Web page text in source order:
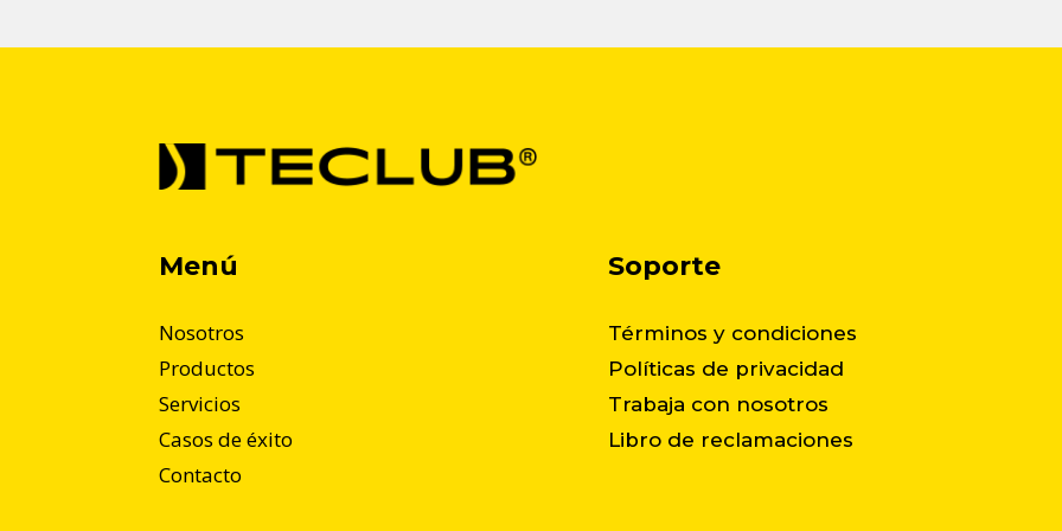
Menú
Nosotros
Productos
Servicios
Casos de éxito
Contacto
Soporte
Términos y condiciones
Políticas de privacidad
Trabaja con nosotros
Libro de reclamaciones